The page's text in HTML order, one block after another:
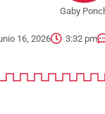
Gaby
16, 2026 3:32 pm